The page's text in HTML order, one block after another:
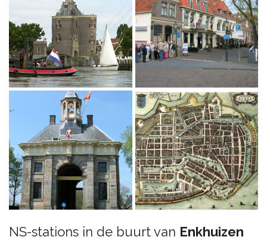
NS-stations in de buurt van Enkhuizen